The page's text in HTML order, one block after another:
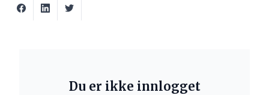
Du er ikke innlogget